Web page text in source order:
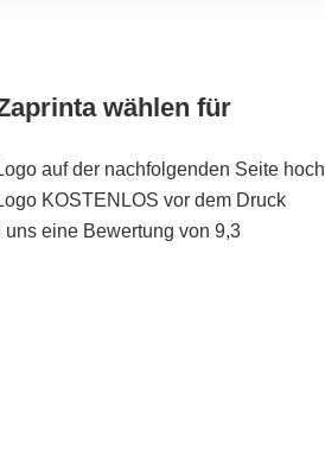
wählen für
auf der nachfolgenden Seite hoch
KOSTENLOS vor dem Druck
uns eine Bewertung von 9,3